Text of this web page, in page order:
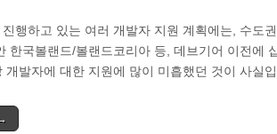
행하고 있는 여러 개발자 지원 계획에는, 수도
한국볼랜드/볼랜드코리아 등, 데브기어 이전에
개발자에 대한 지원에 많이 미흡했던 것이 사실